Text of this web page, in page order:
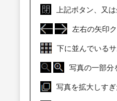
上記ボタン、又
左右の矢印
下に並んでいる
写真の一部分
写真を拡大しす